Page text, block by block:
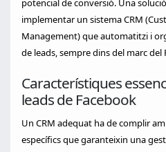
potencial de conversió. Una
implementar un sistema CRM
Management) que automatitzi i
de leads, sempre dins del marc del
Característiques
leads de Facebook
Un CRM adequat ha de complir
específics que garanteixin una